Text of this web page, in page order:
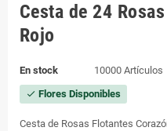
Cesta de 24
Rojo
En stock 10000 Artículos
check Flores Disponibles
Cesta de Rosas Flotantes